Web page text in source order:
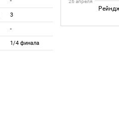
3
-
1/4 финала
26 апреля